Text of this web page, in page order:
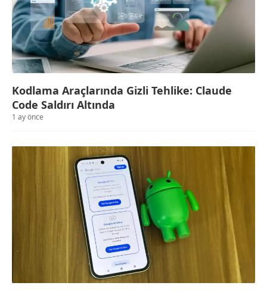
Kodlama Araçlarında Gizli Tehlike: Claude
Code Saldırı Altında
1 ay önce